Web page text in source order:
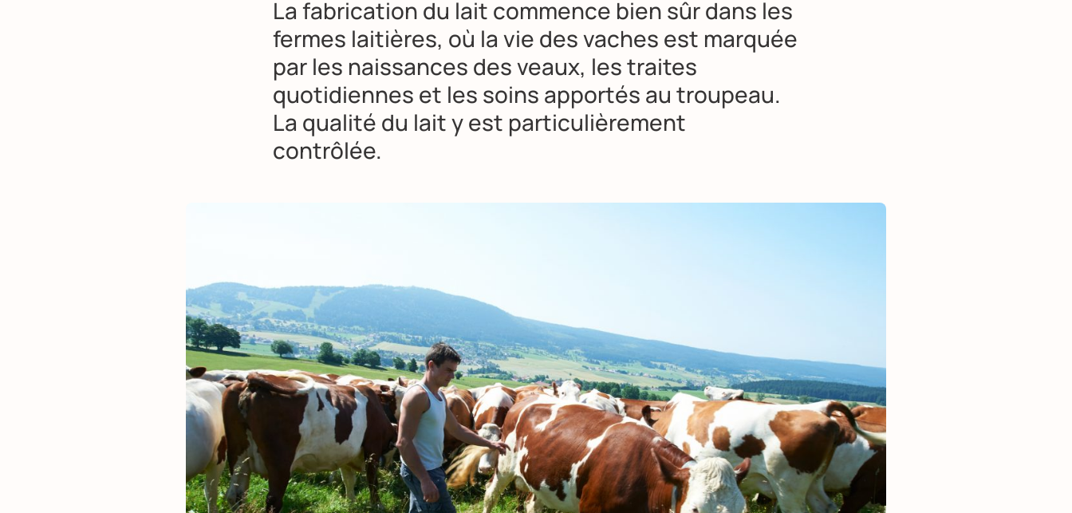
La fabrication du lait commence bien sûr dans les
fermes laitières, où la vie des vaches est marquée
par les naissances des veaux, les traites
quotidiennes et les soins apportés au troupeau.
La qualité du lait y est particulièrement
contrôlée.